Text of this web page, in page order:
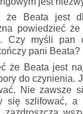
że Beata jest
powiedzieć
Czy myśli
pani Beata?
że Beata jest
do czynienia.
Nie zawsze
się szlifować, a